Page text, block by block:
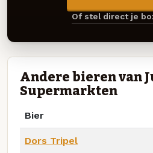
Of stel direct je
Andere bieren van
Supermarkten
Bier
Dors Tripel